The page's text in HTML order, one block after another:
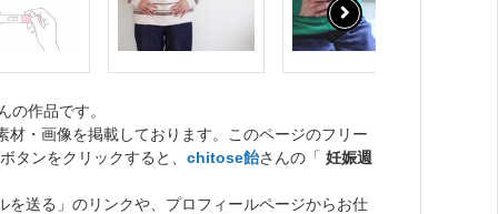
の作品です。
・画像を掲載しております。このページのフリー
タンをクリックすると、 chitose飴さんの「 妊娠週
を送る」のリンクや、プロフィールページからお仕